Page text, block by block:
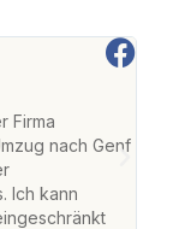
Firma
nach Genf
Ich kann